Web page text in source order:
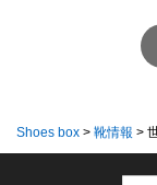
Shoes box > 靴情報 >